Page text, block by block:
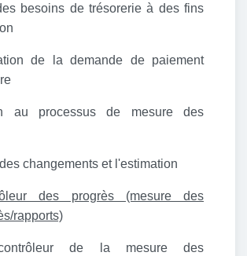
besoins de trésorerie à des fins
de la demande de paiement
au processus de mesure des
changements et l'estimation
des progrès (mesure des
rapports)
de la mesure des